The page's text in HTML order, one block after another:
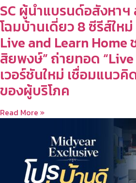
SC ผู้นำแบรนด์อสังหา
โฉมบ้านเดี่ยว 8 ซีรีส์ให
Live and Learn Home
สิยพงษ์” ถ่ายทอด “Live
เวอร์ชันใหม่ เชื่อมแนว
ของผู้บริโภค
Read More »